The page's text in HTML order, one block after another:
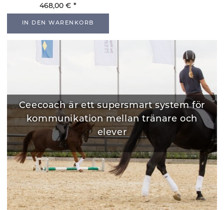
468,00 €
IN DEN WARENKORB
Ceecoach är ett supersmart system för
kommunikation mellan tränare och
elever